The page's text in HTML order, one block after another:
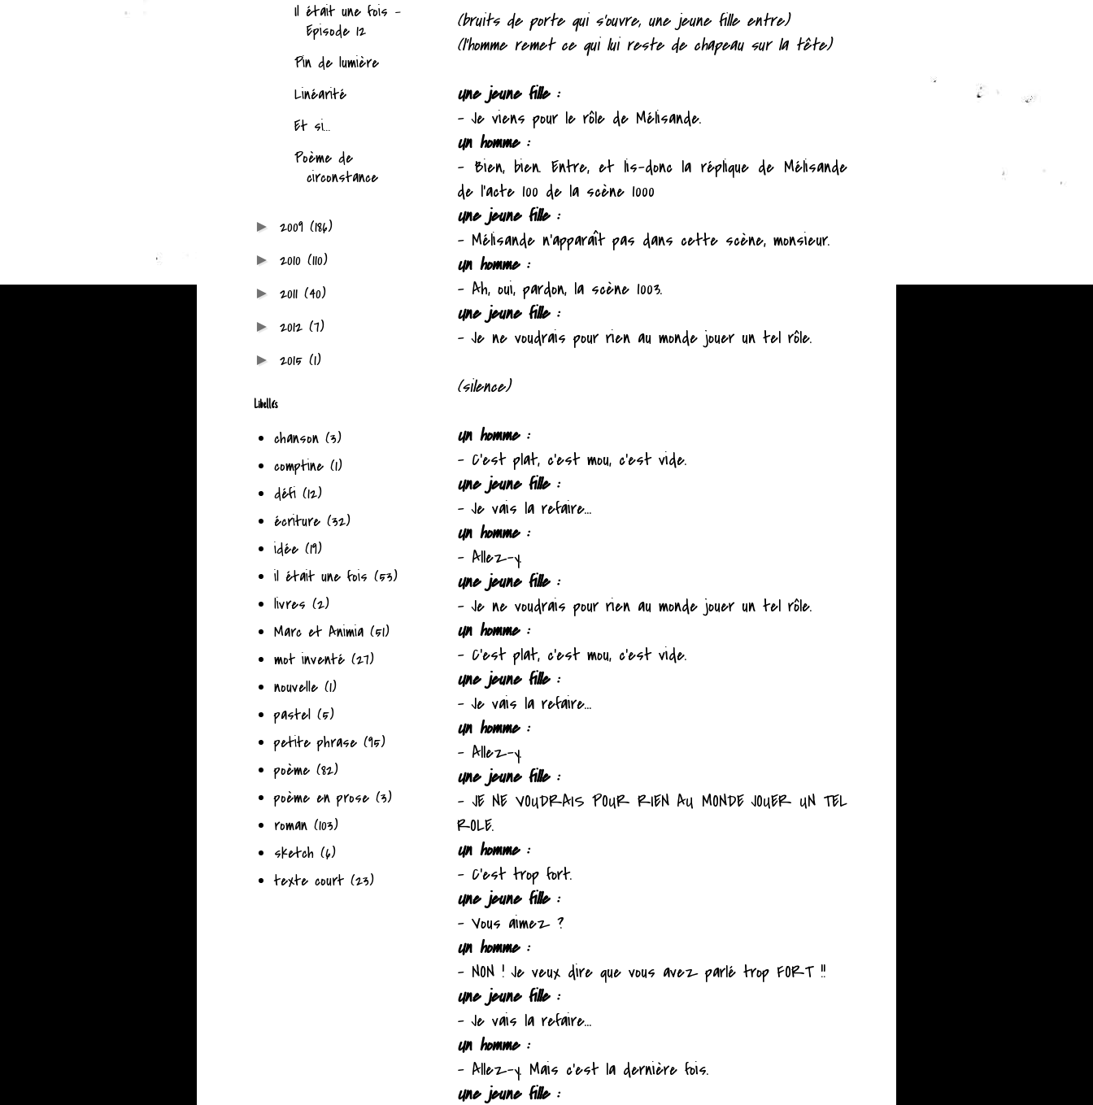
(bruits de porte qui s'ouvre, une jeune fille entre)
(l'homme remet ce qui lui reste de chapeau sur la tête)
Une jeune fille :
– Je viens pour le rôle de Mélisande.
Un homme :
– Bien, bien. Entre, et lis-donc la réplique de Mélisande
de l'acte 100 de la scène 1000
Une jeune fille :
– Mélisande n'apparaît pas dans cette scène, monsieur.
Un homme :
– Ah, oui, pardon, la scène 1003.
Une jeune fille :
– Je ne voudrais pour rien au monde jouer un tel rôle.
(silence)
Un homme :
– C'est plat, c'est mou, c'est vide.
Une jeune fille :
– Je vais la refaire...
Un homme :
– Allez-y.
Une jeune fille :
– Je ne voudrais pour rien au monde jouer un tel rôle.
Un homme :
– C'est plat, c'est mou, c'est vide.
Une jeune fille :
– Je vais la refaire...
Un homme :
– Allez-y.
Une jeune fille :
– JE NE VOUDRAIS POUR RIEN AU MONDE JOUER UN TEL
ROLE.
Un homme :
– C'est trop fort.
Une jeune fille :
– Vous aimez ?
Un homme :
– NON ! Je veux dire que vous avez parlé trop FORT !!
Une jeune fille :
– Je vais la refaire...
Un homme :
– Allez-y. Mais c'est la dernière fois.
Une jeune fille :
Il était une fois -
Episode 12
Pin de lumière
Linéarité
Et si...
Poème de
circonstance
► 2009 (186)
► 2010 (110)
► 2011 (40)
► 2012 (7)
► 2015 (1)
Libellés
chanson (3)
comptine (1)
défi (12)
écriture (32)
idée (19)
il était une fois (53)
livres (2)
Marc et Animia (51)
mot inventé (27)
nouvelle (1)
pastel (5)
petite phrase (95)
poème (82)
poème en prose (3)
roman (103)
sketch (6)
texte court (23)